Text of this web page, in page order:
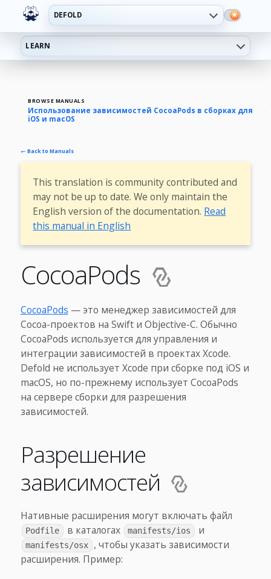
DEFOLD
LEARN
BROWSE MANUALS
Использование зависимостей CocoaPods в сборках для
iOS и macOS
← Back to Manuals
This translation is community contributed and
may not be up to date. We only maintain the
English version of the documentation. Read
this manual in English
CocoaPods
CocoaPods — это менеджер зависимостей для
Cocoa-проектов на Swift и Objective-C. Обычно
CocoaPods используется для управления и
интеграции зависимостей в проектах Xcode.
Defold не использует Xcode при сборке под iOS и
macOS, но по-прежнему использует CocoaPods
на сервере сборки для разрешения
зависимостей.
Разрешение
зависимостей
Нативные расширения могут включать файл
Podfile в каталогах manifests/ios и
manifests/osx
, чтобы указать зависимости
расширения. Пример: